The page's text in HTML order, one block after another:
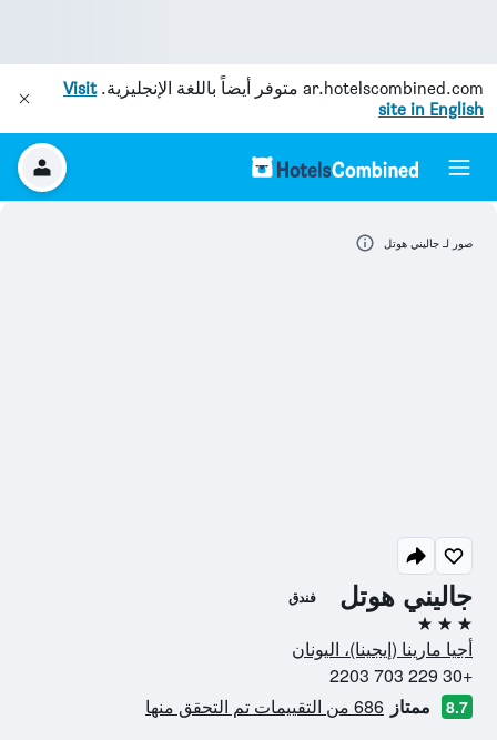
ar.hotelscombined.com متوفر أيضاً باللغة الإنجليزية.Visit
site in English
جاليني هوتل فندق
3 نجوم
أجيا مارينا (إيجينا)، اليونان
+30 229 703 2203
8.7 ممتاز 686 من التقييمات تم التحقق منها
صور لـ جاليني هوتل